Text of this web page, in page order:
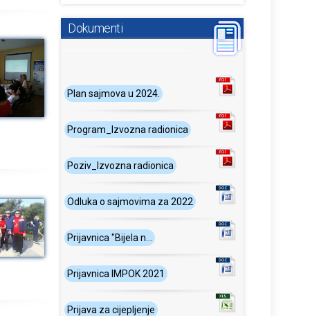
Dokumenti
Plan sajmova u 2024.
Program_Izvozna radionica
Poziv_Izvozna radionica
Odluka o sajmovima za 2022
Prijavnica "Bijela n...
Prijavnica IMPOK 2021
Prijava za cijepljenje